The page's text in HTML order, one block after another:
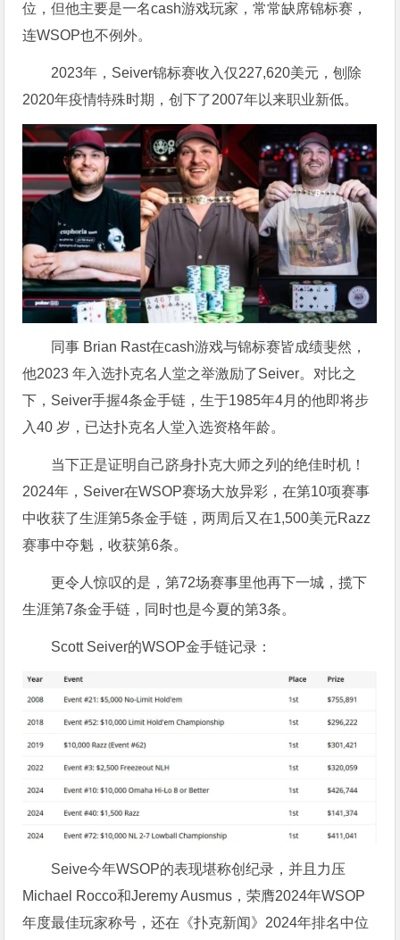
位，但他主要是一名cash游戏玩家，常常缺席锦标赛，
连WSOP也不例外。
2023年，Seiver锦标赛收入仅227,620美元，刨除
2020年疫情特殊时期，创下了2007年以来职业新低。
同事 Brian Rast在cash游戏与锦标赛皆成绩斐然，
他2023 年入选扑克名人堂之举激励了Seiver。对比之
下，Seiver手握4条金手链，生于1985年4月的他即将步
入40 岁，已达扑克名人堂入选资格年龄。
当下正是证明自己跻身扑克大师之列的绝佳时机！
2024年，Seiver在WSOP赛场大放异彩，在第10项赛事
中收获了生涯第5条金手链，两周后又在1,500美元Razz
赛事中夺魁，收获第6条。
更令人惊叹的是，第72场赛事里他再下一城，揽下
生涯第7条金手链，同时也是今夏的第3条。
Scott Seiver的WSOP金手链记录：
Seive今年WSOP的表现堪称创纪录，并且力压
Michael Rocco和Jeremy Ausmus，荣膺2024年WSOP
年度最佳玩家称号，还在《扑克新闻》2024年排名中位